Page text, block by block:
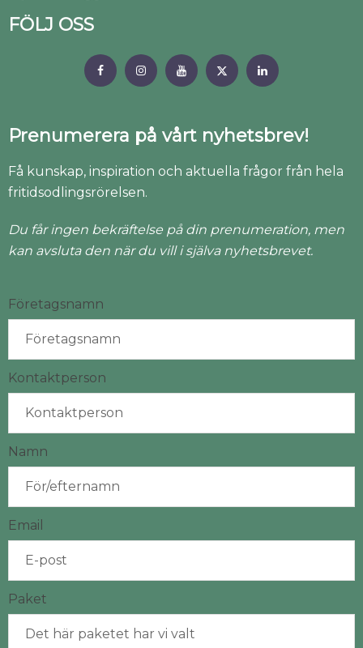
FÖLJ OSS
Prenumerera på vårt nyhetsbrev!
Få kunskap, inspiration och aktuella frågor från hela
fritidsodlingsrörelsen.
Du får ingen bekräftelse på din prenumeration, men
kan avsluta den när du vill i själva nyhetsbrevet.
Företagsnamn
Kontaktperson
Namn
Email
Paket